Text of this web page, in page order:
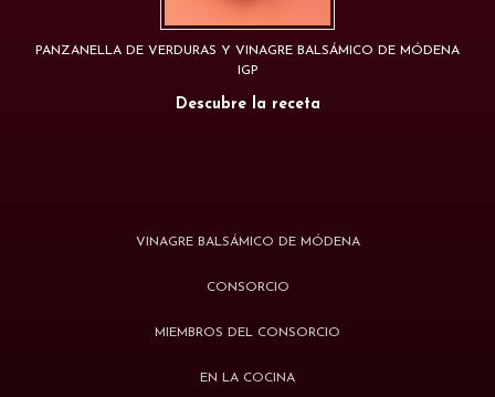
PANZANELLA DE VERDURAS Y VINAGRE BALSÁMICO DE MÓDENA
IGP
Descubre la receta
VINAGRE BALSÁMICO DE MÓDENA
CONSORCIO
MIEMBROS DEL CONSORCIO
EN LA COCINA